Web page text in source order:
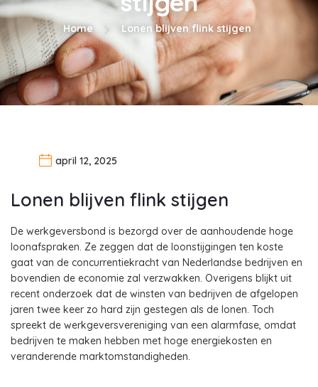
Home Lonen blijven flink stijgen
april 12, 2025
Lonen blijven flink stijgen
De werkgeversbond is bezorgd over de aanhoudende hoge
loonafspraken. Ze zeggen dat de loonstijgingen ten koste
gaat van de concurrentiekracht van Nederlandse bedrijven en
bovendien de economie zal verzwakken. Overigens blijkt uit
recent onderzoek dat de winsten van bedrijven de afgelopen
jaren twee keer zo hard zijn gestegen als de lonen. Toch
spreekt de werkgeversvereniging van een alarmfase, omdat
bedrijven te maken hebben met hoge energiekosten en
veranderende marktomstandigheden.